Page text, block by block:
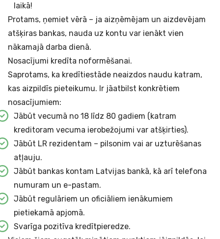
laikā!
Protams, ņemiet vērā – ja aizņēmējam un aizdevējam
atšķiras bankas, nauda uz kontu var ienākt vien
nākamajā darba dienā.
Nosacījumi kredīta noformēšanai.
Saprotams, ka kredītiestāde neaizdos naudu katram,
kas aizpildīs pieteikumu. Ir jāatbilst konkrētiem
nosacījumiem:
Jābūt vecumā no 18 līdz 80 gadiem (katram
kreditoram vecuma ierobežojumi var atšķirties).
Jābūt LR rezidentam – pilsonim vai ar uzturēšanas
atļauju.
Jābūt bankas kontam Latvijas bankā, kā arī telefona
numuram un e-pastam.
Jābūt regulāriem un oficiāliem ienākumiem
pietiekamā apjomā.
Svarīga pozitīva kredītpieredze.